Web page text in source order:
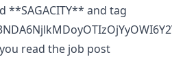
**SAGACITY** and tag
read the job post